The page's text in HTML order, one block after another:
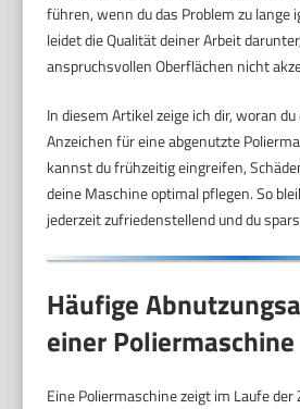
führen, wenn du das Problem zu lange
leidet die Qualität deiner Arbeit
anspruchsvollen Oberflächen nicht
In diesem Artikel zeige ich dir, woran
Anzeichen für eine abgenutzte
kannst du frühzeitig eingreifen,
deine Maschine optimal pflegen. So
jederzeit zufriedenstellend und du
Häufige
einer Poliermaschine
Eine Poliermaschine zeigt im Laufe